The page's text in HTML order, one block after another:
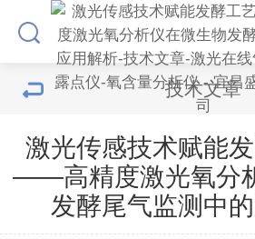
技术文章
激光传感技术赋能
——高精度激光氧分
发酵尾气监测中